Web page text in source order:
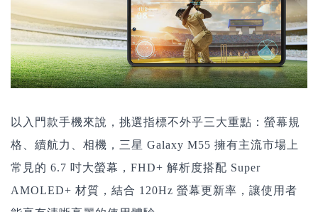
以入門款手機來說，挑選指標不外乎三大重點：螢幕規
格、續航力、相機，三星 Galaxy M55 擁有主流市場上
常見的 6.7 吋大螢幕，FHD+ 解析度搭配 Super
AMOLED+ 材質，結合 120Hz 螢幕更新率，讓使用者